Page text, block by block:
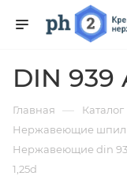
DIN 939
Главная — Каталог
Нержавеющие
Нержавеющие din
1,25d